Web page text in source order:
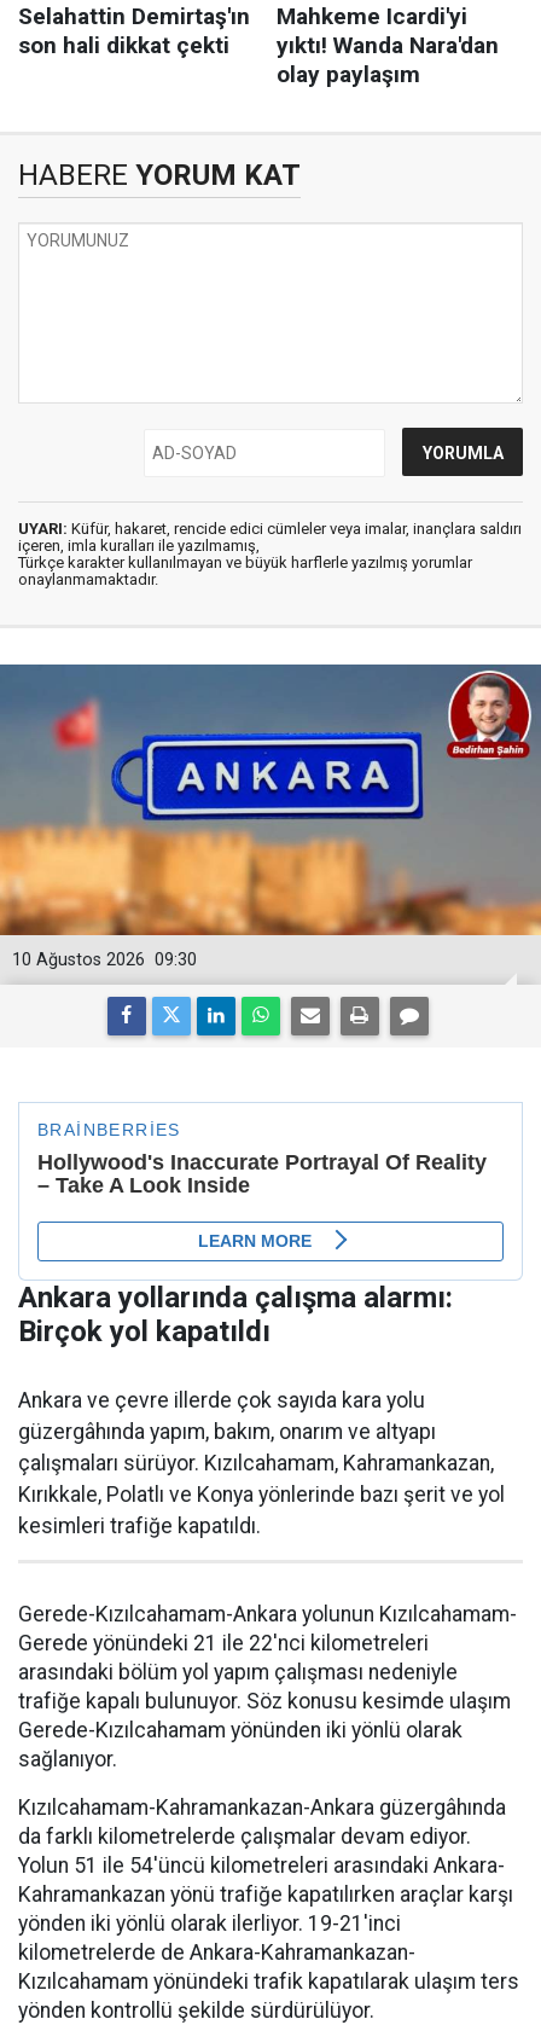
HABERE YORUM KAT
UYARI: Küfür, hakaret, rencide edici cümleler veya imalar, inançlara saldırı
içeren, imla kuralları ile yazılmamış,
Türkçe karakter kullanılmayan ve büyük harflerle yazılmış yorumlar
onaylanmamaktadır.
09:30
10 Ağustos 2026
Ankara yollarında çalışma alarmı:
Birçok yol kapatıldı
Ankara ve çevre illerde çok sayıda kara yolu
güzergâhında yapım, bakım, onarım ve altyapı
çalışmaları sürüyor. Kızılcahamam, Kahramankazan,
Kırıkkale, Polatlı ve Konya yönlerinde bazı şerit ve yol
kesimleri trafiğe kapatıldı.
Gerede-Kızılcahamam-Ankara yolunun Kızılcahamam-
Gerede yönündeki 21 ile 22'nci kilometreleri
arasındaki bölüm yol yapım çalışması nedeniyle
trafiğe kapalı bulunuyor. Söz konusu kesimde ulaşım
Gerede-Kızılcahamam yönünden iki yönlü olarak
sağlanıyor.
Kızılcahamam-Kahramankazan-Ankara güzergâhında
da farklı kilometrelerde çalışmalar devam ediyor.
Yolun 51 ile 54'üncü kilometreleri arasındaki Ankara-
Kahramankazan yönü trafiğe kapatılırken araçlar karşı
yönden iki yönlü olarak ilerliyor. 19-21'inci
kilometrelerde de Ankara-Kahramankazan-
Kızılcahamam yönündeki trafik kapatılarak ulaşım ters
yönden kontrollü şekilde sürdürülüyor.